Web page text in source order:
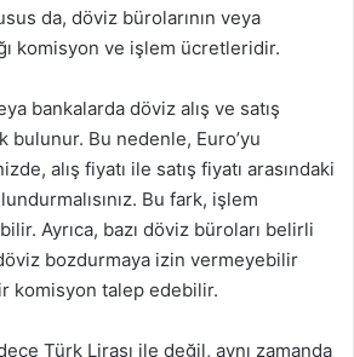
da, döviz bürolarının veya
komisyon ve işlem ücretleridir.
bankalarda döviz alış ve satış
bulunur. Bu nedenle, Euro’yu
alış fiyatı ile satış fiyatı arasındaki
Bu fark, işlem
Ayrıca, bazı döviz büroları belirli
bozdurmaya izin vermeyebilir
komisyon talep edebilir.
Türk Lirası ile değil, aynı zamanda